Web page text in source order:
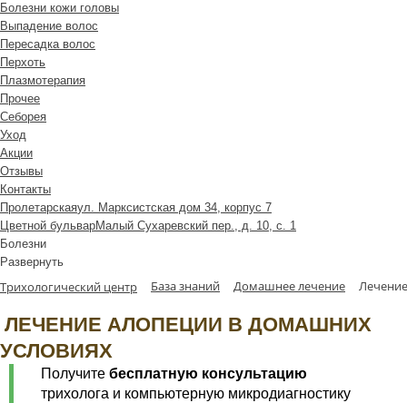
Болезни кожи головы
Выпадение волос
Пересадка волос
Перхоть
Плазмотерапия
Прочее
Себорея
Уход
Акции
Отзывы
Контакты
Пролетарскаяул. Марксистская дом 34, корпус 7
Цветной бульварМалый Сухаревский пер., д. 10, с. 1
Болезни
Развернуть
Трихологический центр База знаний Домашнее лечение
ЛЕЧЕНИЕ АЛОПЕЦИИ В ДОМАШНИХ
УСЛОВИЯХ
Получите бесплатную консультацию
трихолога и компьютерную микродиагностику